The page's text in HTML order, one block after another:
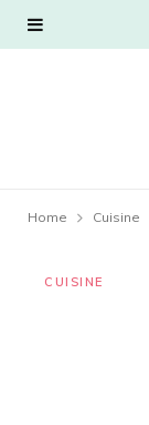
Home Cuisine
CUISINE